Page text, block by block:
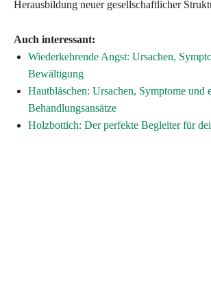
Herausbildung neuer gesellschaftlicher
Auch interessant:
Wiederkehrende Angst: Ursachen,
Bewältigung
Hautbläschen: Ursachen, Symptome und
Behandlungsansätze
Holzbottich: Der perfekte Begleiter für